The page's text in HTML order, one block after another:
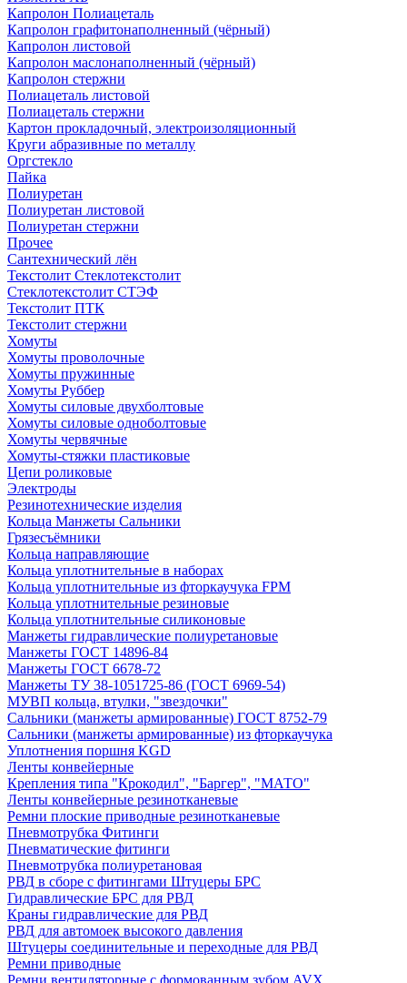
Капролон Полиацеталь
Капролон графитонаполненный (чёрный)
Капролон листовой
Капролон маслонаполненный (чёрный)
Капролон стержни
Полиацеталь листовой
Полиацеталь стержни
Картон прокладочный, электроизоляционный
Круги абразивные по металлу
Оргстекло
Пайка
Полиуретан
Полиуретан листовой
Полиуретан стержни
Прочее
Сантехнический лён
Текстолит Стеклотекстолит
Стеклотекстолит СТЭФ
Текстолит ПТК
Текстолит стержни
Хомуты
Хомуты проволочные
Хомуты пружинные
Хомуты Руббер
Хомуты силовые двухболтовые
Хомуты силовые одноболтовые
Хомуты червячные
Хомуты-стяжки пластиковые
Цепи роликовые
Электроды
Резинотехнические изделия
Кольца Манжеты Сальники
Грязесъёмники
Кольца направляющие
Кольца уплотнительные в наборах
Кольца уплотнительные из фторкаучука FPM
Кольца уплотнительные резиновые
Кольца уплотнительные силиконовые
Манжеты гидравлические полиуретановые
Манжеты ГОСТ 14896-84
Манжеты ГОСТ 6678-72
Манжеты ТУ 38-1051725-86 (ГОСТ 6969-54)
МУВП кольца, втулки, "звездочки"
Сальники (манжеты армированные) ГОСТ 8752-79
Сальники (манжеты армированные) из фторкаучука
Уплотнения поршня KGD
Ленты конвейерные
Крепления типа "Крокодил", "Баргер", "МАТО"
Ленты конвейерные резинотканевые
Ремни плоские приводные резинотканевые
Пневмотрубка Фитинги
Пневматические фитинги
Пневмотрубка полиуретановая
РВД в сборе с фитингами Штуцеры БРС
Гидравлические БРС для РВД
Краны гидравлические для РВД
РВД для автомоек высокого давления
Штуцеры соединительные и переходные для РВД
Ремни приводные
Ремни вентиляторные с формованным зубом AVX